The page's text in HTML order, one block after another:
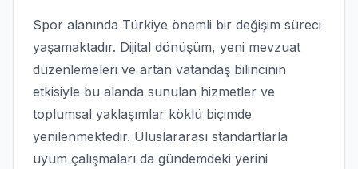
Spor alanında Türkiye önemli bir değişim süreci
yaşamaktadır. Dijital dönüşüm, yeni mevzuat
düzenlemeleri ve artan vatandaş bilincinin
etkisiyle bu alanda sunulan hizmetler ve
toplumsal yaklaşımlar köklü biçimde
yenilenmektedir. Uluslararası standartlarla
uyum çalışmaları da gündemdeki yerini